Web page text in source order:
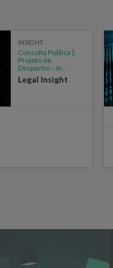
INSIGHT
Consulta Pública |
Projeto de
Despacho – In...
Legal Insight